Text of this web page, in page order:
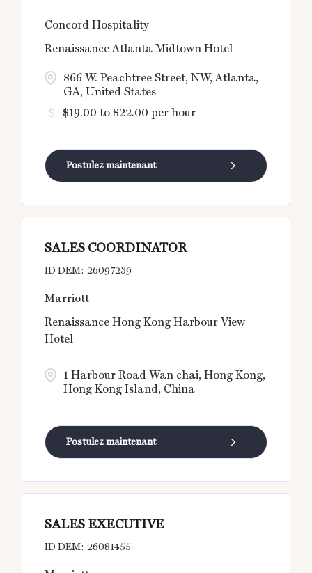
866 W. Peachtree Street, NW, Atlanta,
GA, United States
Concord Hospitality
Renaissance Atlanta Midtown Hotel
$19.00 to $22.00 per hour
Postulez maintenant
SALES COORDINATOR
26097239
1 Harbour Road Wan chai, Hong Kong,
Hong Kong Island, China
Marriott
Renaissance Hong Kong Harbour View
Hotel
Postulez maintenant
SALES EXECUTIVE
26081455